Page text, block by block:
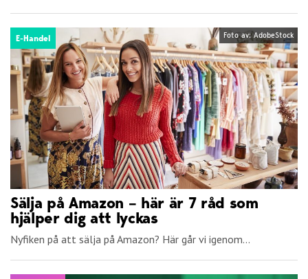
E-Handel Foto av: AdobeStock
Sälja på Amazon – här är 7 råd som
hjälper dig att lyckas
Nyfiken på att sälja på Amazon? Här går vi igenom...